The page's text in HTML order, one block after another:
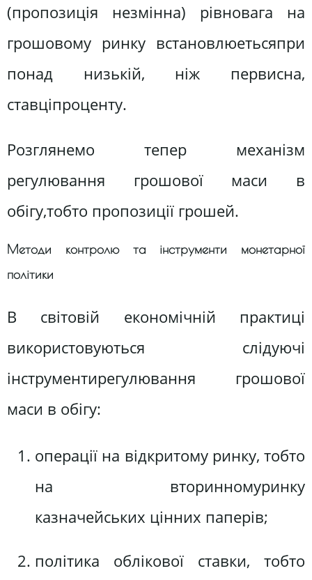
(пропозиція незмінна) рівновага на
грошовому ринку встановлюетьсяпри
понад низькій, ніж первисна,
ставціпроценту.
Розглянемо тепер механізм
регулювання грошової маси в
обігу,тобто пропозиції грошей.
Методи контролю та інструменти монетарної
політики
В світовій економічній практиці
використовуються слідуючі
інструментирегулювання грошової
маси в обігу:
операції на відкритому ринку, тобто
на вторинномуринку
казначейських цінних паперів;
політика облікової ставки, тобто